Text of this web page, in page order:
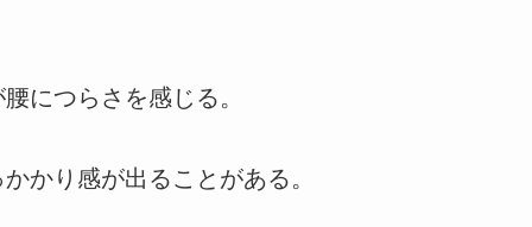
につらさを感じる。
かり感が出ることがある。